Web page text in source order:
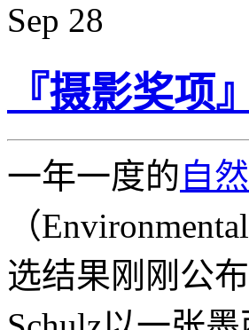
Sep 28
『摄影奖项
一年一度的自
（
选结果刚刚公